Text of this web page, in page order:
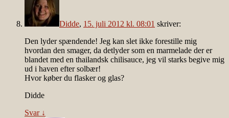
Didde, 15. juli 2012 kl. 08:01 skriver:
Den lyder spændende! Jeg kan slet ikke forestille mig
hvordan den smager, da detlyder som en marmelade der er
blandet med en thailandsk chilisauce, jeg vil starks begive mig
ud i haven efter solbær!
Hvor køber du flasker og glas?
Didde
Svar ↓